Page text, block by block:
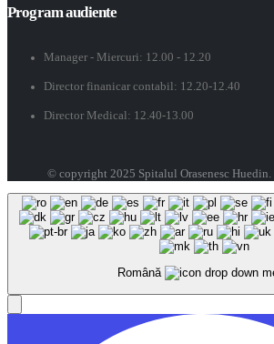
Program audiente
Manager - Miercuri: 12.00 - 12.20
Director finanicar contabil: 12.20-12.40
Director Medical: 12.40-13.00
© copyright 2025 Spitalul Orasenesc Huedin. |
Română